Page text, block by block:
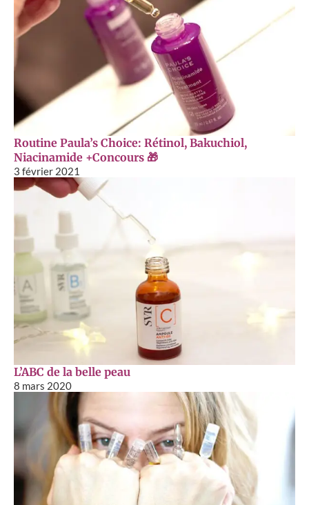
Routine Paula’s Choice: Rétinol, Bakuchiol,
Niacinamide +Concours 🎁
3 février 2021
L’ABC de la belle peau
8 mars 2020